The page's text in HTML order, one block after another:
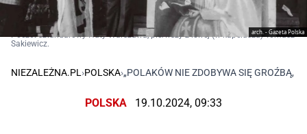
arch. - Gazeta Polska
Poczet sztandarowy Huty Warszawa, pierwszy z lewej (w kapeluszu) Tomasz
Sakiewicz.
NIEZALEŻNA.PL ›POLSKA›„POLAKÓW NIE ZDOBYWA SIĘ GROŹBĄ,
POLSKA 19.10.2024, 09:33